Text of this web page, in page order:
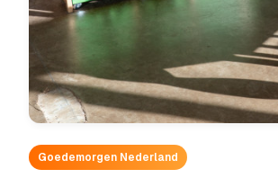
Goedemorgen Nederland